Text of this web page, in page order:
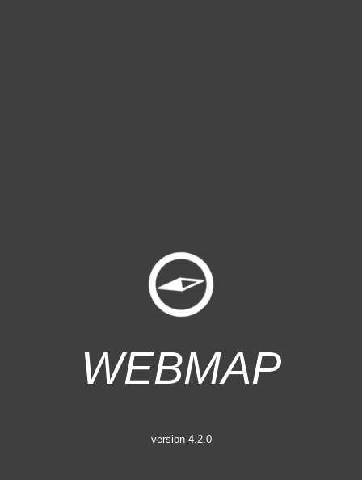
Страницата
зарежда
Webmap
version 4.2.0